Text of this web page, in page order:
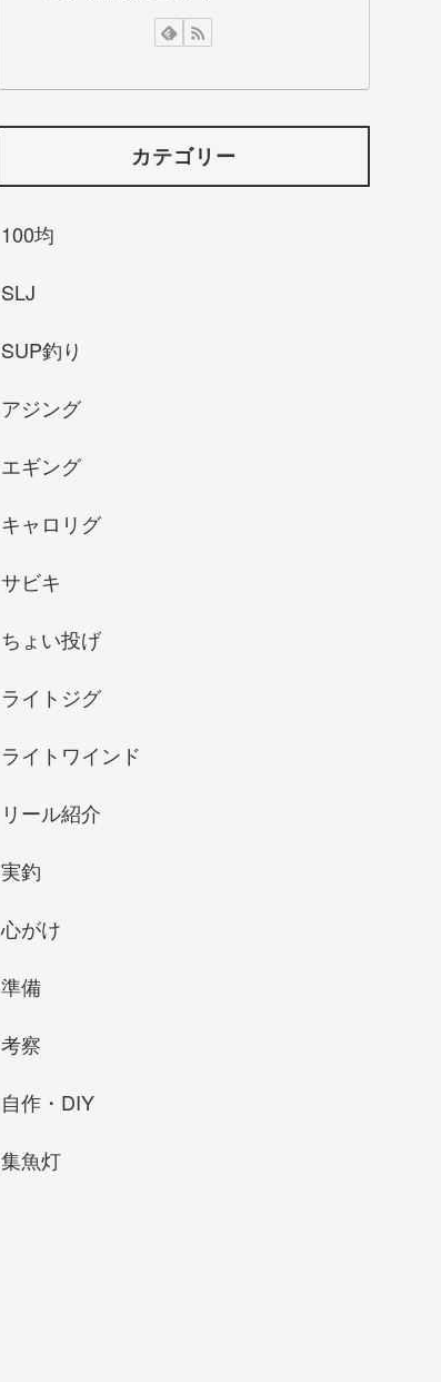
カテゴリー
100均
SLJ
SUP釣り
アジング
エギング
キャロリグ
サビキ
ちょい投げ
ライトジグ
ライトワインド
リール紹介
実釣
心がけ
準備
考察
自作・DIY
集魚灯